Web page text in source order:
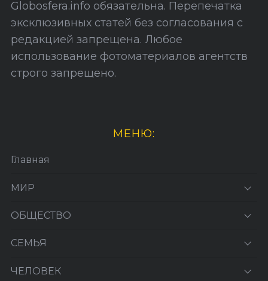
Globosfera.info обязательна. Перепечатка
эксклюзивных статей без согласования с
редакцией запрещена. Любое
использование фотоматериалов агентств
строго запрещено.
МЕНЮ:
Главная
МИР
ОБЩЕСТВО
СЕМЬЯ
ЧЕЛОВЕК